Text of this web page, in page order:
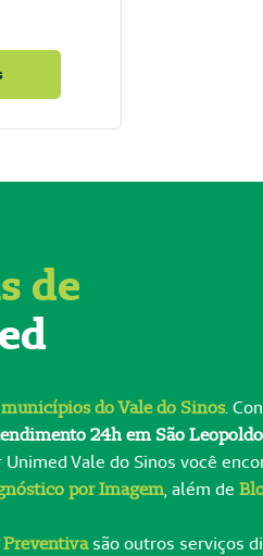
de
municípios do Vale do Sinos.
24h em São Leopoldo
Vale do Sinos você
por Imagem, além de
são outros serviços